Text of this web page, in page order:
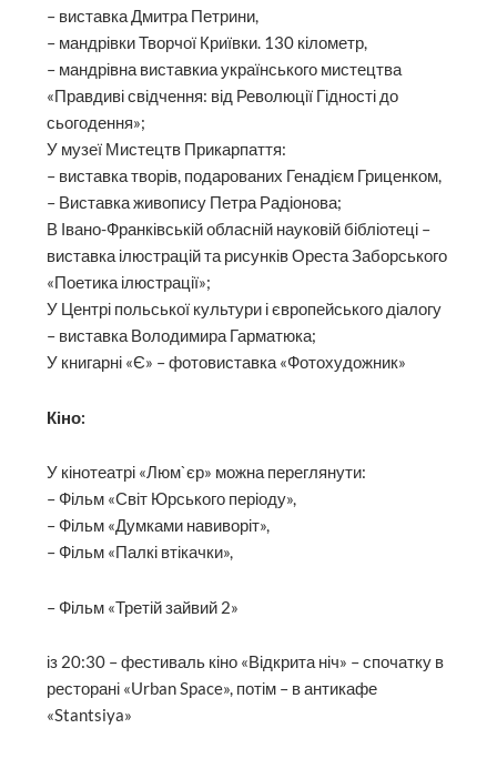
– виставка Дмитра Петрини,
– мандрівки Творчої Криївки. 130 кілометр,
– мандрівна виставкиа українського мистецтва
«Правдиві свідчення: від Революції Гідності до
сьогодення»;
У музеї Мистецтв Прикарпаття:
– виставка творів, подарованих Генадієм Гриценком,
– Виставка живопису Петра Радіонова;
В Івано-Франківській обласній науковій бібліотеці –
виставка ілюстрацій та рисунків Ореста Заборського
«Поетика ілюстрації»;
У Центрі польської культури і європейського діалогу
– виставка Володимира Гарматюка;
У книгарні «Є» – фотовиставка «Фотохудожник»
Кіно:
У кінотеатрі «Люм`єр» можна переглянути:
– Фільм «Світ Юрського періоду»,
– Фільм «Думками навиворіт»,
– Фільм «Палкі втікачки»,
– Фільм «Третій зайвий 2»
із 20:30 – фестиваль кіно «Відкрита ніч» – спочатку в
ресторані «Urban Space», потім – в антикафе
«Stantsiya»